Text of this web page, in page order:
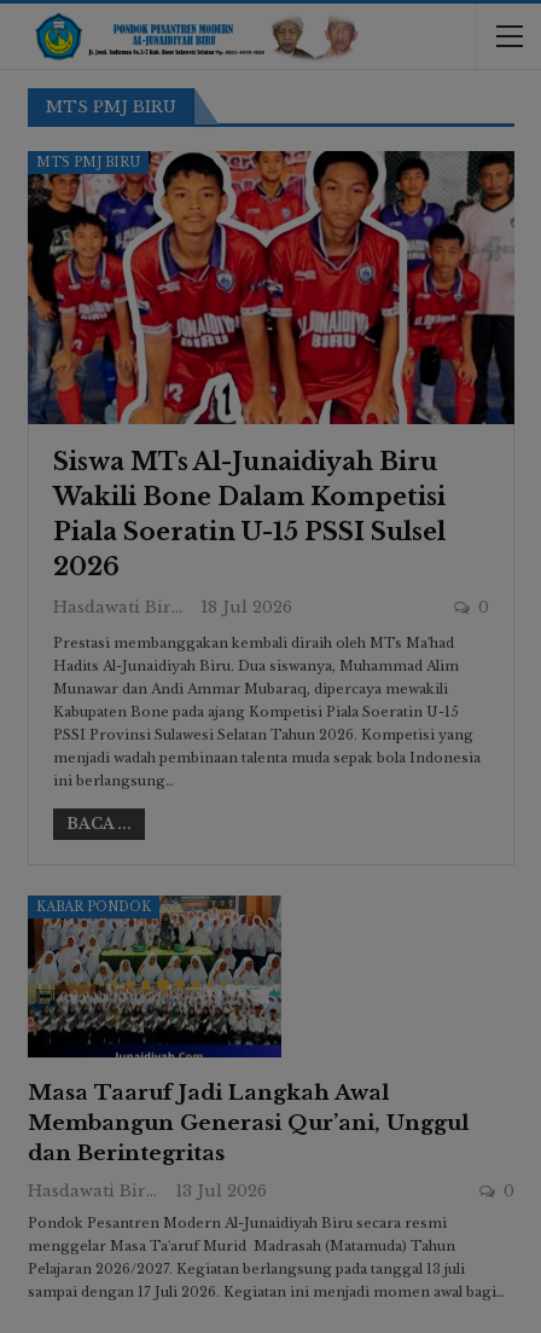
MTS PMJ BIRU
MTS PMJ BIRU
Siswa MTs Al-Junaidiyah Biru
Wakili Bone Dalam Kompetisi
Piala Soeratin U-15 PSSI Sulsel
2026
Hasdawati Biru 18 Jul 2026 0
Prestasi membanggakan kembali diraih oleh MTs Ma'had
Hadits Al-Junaidiyah Biru. Dua siswanya, Muhammad Alim
Munawar dan Andi Ammar Mubaraq, dipercaya mewakili
Kabupaten Bone pada ajang Kompetisi Piala Soeratin U-15
PSSI Provinsi Sulawesi Selatan Tahun 2026. Kompetisi yang
menjadi wadah pembinaan talenta muda sepak bola Indonesia
ini berlangsung…
BACA ...
KABAR PONDOK
Masa Taaruf Jadi Langkah Awal
Membangun Generasi Qur’ani, Unggul
dan Berintegritas
Hasdawati Biru 13 Jul 2026 0
Pondok Pesantren Modern Al-Junaidiyah Biru secara resmi
menggelar Masa Ta'aruf Murid Madrasah (Matamuda) Tahun
Pelajaran 2026/2027. Kegiatan berlangsung pada tanggal 13 juli
sampai dengan 17 Juli 2026. Kegiatan ini menjadi momen awal bagi…